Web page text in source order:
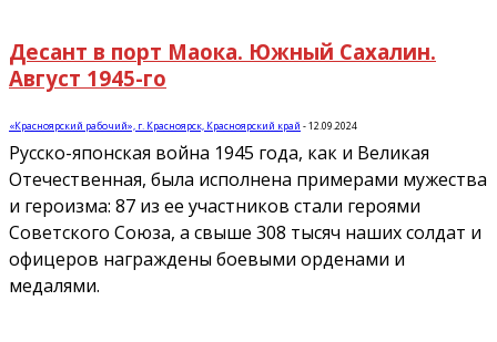
Десант в порт Маока. Южный Сахалин.
Август 1945-го
«Красноярский рабочий», г. Красноярск, Красноярский край -12.09.2024
Русско-японская война 1945 года, как и Великая
Отечественная, была исполнена примерами мужества
и героизма: 87 из ее участников стали героями
Советского Союза, а свыше 308 тысяч наших солдат и
офицеров награждены боевыми орденами и
медалями.